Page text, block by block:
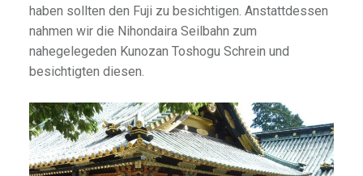
haben sollten den Fuji zu besichtigen. Anstattdessen
nahmen wir die Nihondaira Seilbahn zum
nahegelegeden Kunozan Toshogu Schrein und
besichtigten diesen.